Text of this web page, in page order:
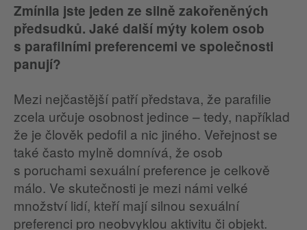
Zmínila jste jeden ze silně zakořeněných
předsudků. Jaké další mýty kolem osob
s parafilními preferencemi ve společnosti
panují?
Mezi nejčastější patří představa, že parafilie
zcela určuje osobnost jedince – tedy, například
že je člověk pedofil a nic jiného. Veřejnost se
také často mylně domnívá, že osob
s poruchami sexuální preference je celkově
málo. Ve skutečnosti je mezi námi velké
množství lidí, kteří mají silnou sexuální
preferenci pro neobvyklou aktivitu či objekt.